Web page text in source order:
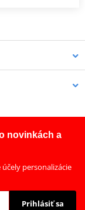
novinkách a
personalizácie
Prihlásiť sa